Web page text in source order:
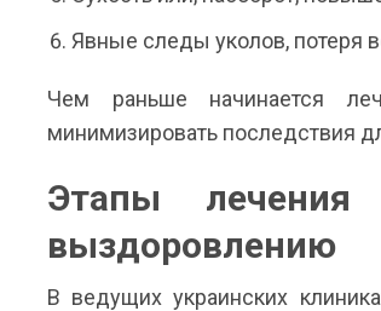
Явные следы уколов, потеря
Чем раньше начинается
минимизировать последствия
Этапы
выздоровлению
В ведущих украинских